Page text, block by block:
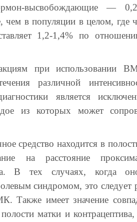
высвобождающие —
чем в популяции в целом, где
1,2-1,4% по
при использовании
различной
является
из которых может
средство находится в
на расстояние
В тех случаях,
синдромом, это следует
Также имеет значение
матки и